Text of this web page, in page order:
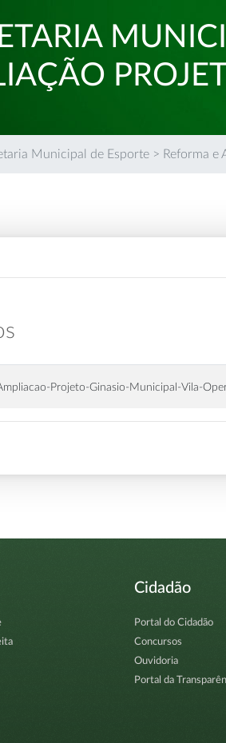
Municipal de Esporte > Reforma e
Projeto-Ginasio-Municipal-Vila-
Cidadão
Portal do Cidadão
Concursos
Ouvidoria
Portal da